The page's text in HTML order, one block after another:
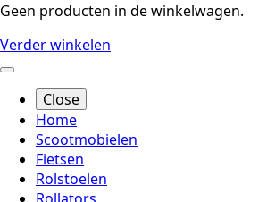
Geen producten in de winkelwagen.
Verder winkelen
Close
Home
Scootmobielen
Fietsen
Rolstoelen